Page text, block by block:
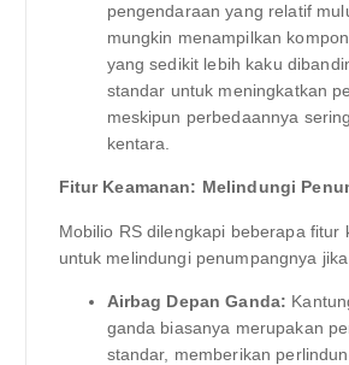
pengendaraan yang relatif
mungkin menampilkan
yang sedikit lebih kaku
standar untuk meningkatkan
meskipun perbedaannya
kentara.
Fitur Keamanan: Melindungi
Mobilio RS dilengkapi beberapa fitur
untuk melindungi penumpangnya
Airbag Depan Ganda:
ganda biasanya merupakan
standar, memberikan